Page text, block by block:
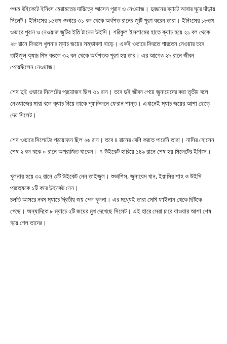
পঞ্চম উইকেটে ইনিংস মেরামতের দায়িত্বে আসেন পুরান ও নেওয়াজ। দুজনের ব্যাটে আবার ঘুরে দাঁড়ায়
সিলেট। ইনিংসের ১৫তম ওভারে ৩১ বল থেকে অর্ধশত রানের জুটি পূরণ করেন তারা। ইনিংসের ১৮তম
ওভারে পুরান ও নেওয়াজ জুটির ইতি টানেন উইসি। শরিফুল ইসলামের হাতে ক্যাচ হয়ে ২১ বল থেকে
২৮ রানে ফিরলে খুলনার ম্যাচ জয়ের সম্ভাবনা বাড়ে। একই ওভারে ফিরতে পারতেন নেওয়ার তবে
তাইজুল ক্যাচ মিস করলে ৩২ বল থেকে অর্ধশতক পূরণ হয় তার। এর আগেও ২৯ রানে জীবন
পেয়েছিলেন নেওয়াজ।
শেষ দুই ওভারে সিলেটের প্রয়োজন ছিল ৩১ রান। তবে দুই জীবন পেয়ে জুনায়েদের করা তৃতীয় বলে
নেওয়াজের মারা বলে ক্যাচ নিয়ে তাকে প্যাভিলনে ফেরান শান্ত। এখানেই ম্যাচ জয়ের আশা ছেড়ে
দেয় সিলেট।
শেষ ওভারে সিলেটের প্রয়োজন ছিল ২৬ রান। তবে ৪ রানের বেশি করতে পারেনি তারা। নাসির হোসেন
শেষ ২ বল থকে ০ রানে অপরাজিত থাকেন। ৭ উইকেট হারিয়ে ১৪৯ রানে শেষ হয় সিলেটের ইনিংস।
খুলনার হয়ে ৩২ রানে ৩টি উইকেট নেন তাইজুল। শুভাশিস, জুনায়েদ খান, ইয়াসির শাহ ও উইসি
প্রত্যেকে ১টি করে উইকেট নেন।
চলতি আসরে নবম ম্যাচে দ্বিতীয় জয় পেল খুলনা। এর মধ্যেই তারা সেমি ফাইনান থেকে ছিটকে
গেছে। অন্যাদিকে ৮ ম্যাচে ২টি জয়ের মুখ দেখেছে সিলেট। এই হারে সেরা চারে যাওয়ার আশা শেষ
হয়ে গেল তাদের।